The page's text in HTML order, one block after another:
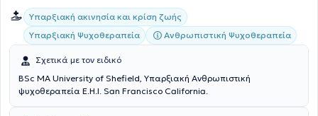
Υπαρξιακή ακινησία και κρίση ζωής
Υπαρξιακή Ψυχοθεραπεία
Ανθρωπιστική Ψυχοθεραπεία
Σχετικά με τον ειδικό
BSc MA University of Shefield, Υπαρξιακή Ανθρωπιστική
ψυχοθεραπεία E.H.I. San Francisco California.